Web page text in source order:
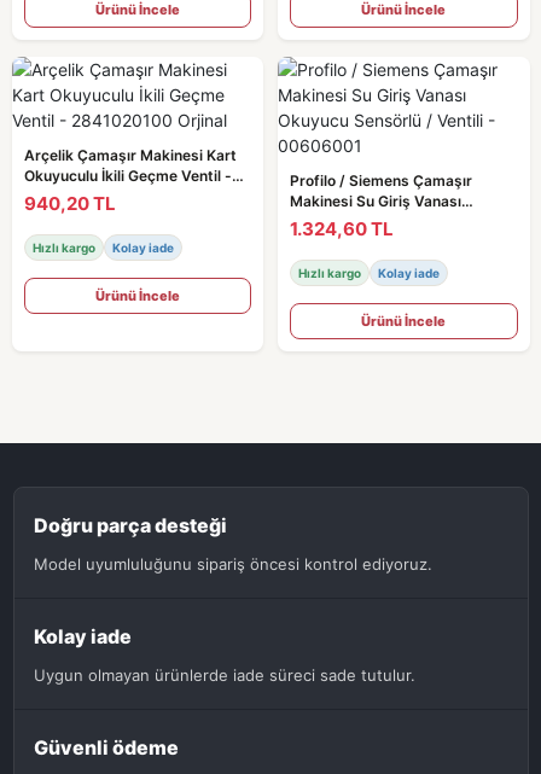
Ürünü İncele Ürünü İncele
Arçelik Çamaşır Makinesi Kart
Okuyuculu İkili Geçme Ventil -
2841020100 Orjinal
940,20 TL
Hızlı kargo Kolay iade
Ürünü İncele
Profilo / Siemens Çamaşır
Makinesi Su Giriş Vanası
Okuyucu Sensörlü / Ventili -
00606001
1.324,60 TL
Hızlı kargo Kolay iade
Ürünü İncele
Doğru parça desteği
Model uyumluluğunu sipariş öncesi kontrol ediyoruz.
Kolay iade
Uygun olmayan ürünlerde iade süreci sade tutulur.
Güvenli ödeme